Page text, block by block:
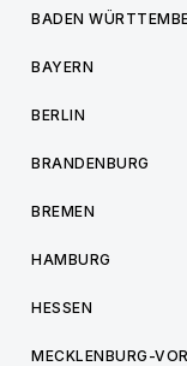
BADEN
BAYERN
BERLIN
BRANDENBURG
BREMEN
HAMBURG
HESSEN
MECKLENBURG-